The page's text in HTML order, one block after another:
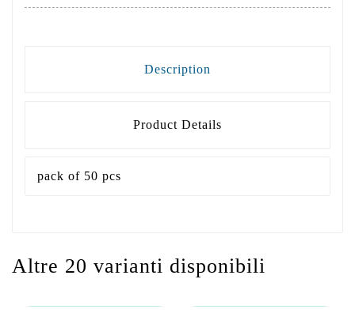
Description
Product Details
pack of 50 pcs
Altre 20 varianti disponibili